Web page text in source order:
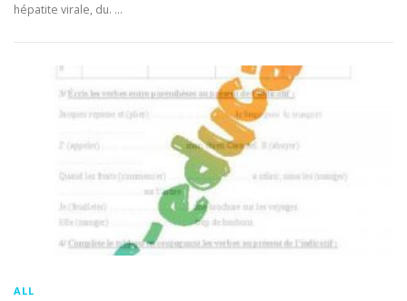
hépatite virale, du. …
ALL